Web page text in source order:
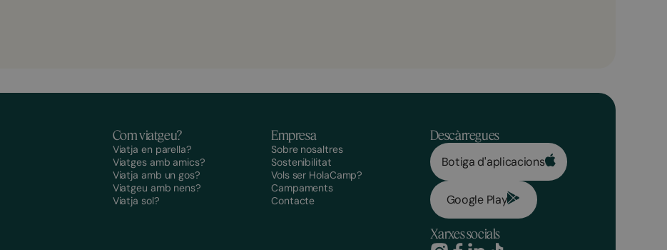
Com viatgeu?
Viatja en parella?
Viatges amb amics?
Viatja amb un gos?
Viatgeu amb nens?
Viatja sol?
Empresa
Sobre nosaltres
Sostenibilitat
Vols ser HolaCamp?
Campaments
Contacte
Descàrregues
Botiga d'aplicacions
Google Play
Xarxes socials